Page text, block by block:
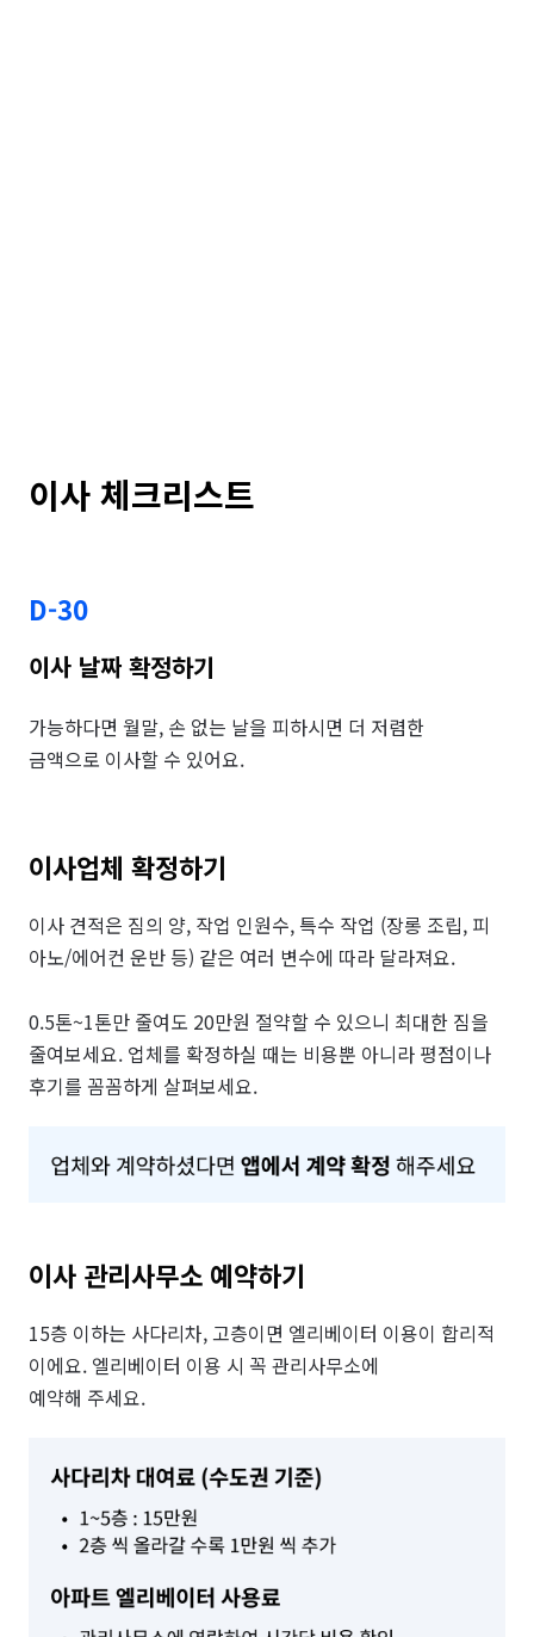
이사 체크리스트
D-30
이사 날짜 확정하기
가능하다면 월말, 손 없는 날을 피하시면 더 저렴한
금액으로 이사할 수 있어요.
이사업체 확정하기
이사 견적은 짐의 양, 작업 인원수, 특수 작업 (장롱 조립, 피
아노/에어컨 운반 등) 같은 여러 변수에 따라 달라져요.
0.5톤~1톤만 줄여도 20만원 절약할 수 있으니 최대한 짐을
줄여보세요. 업체를 확정하실 때는 비용뿐 아니라 평점이나
후기를 꼼꼼하게 살펴보세요.
이사 관리사무소 예약하기
15층 이하는 사다리차, 고층이면 엘리베이터 이용이 합리적
이에요. 엘리베이터 이용 시 꼭 관리사무소에
예약해 주세요.